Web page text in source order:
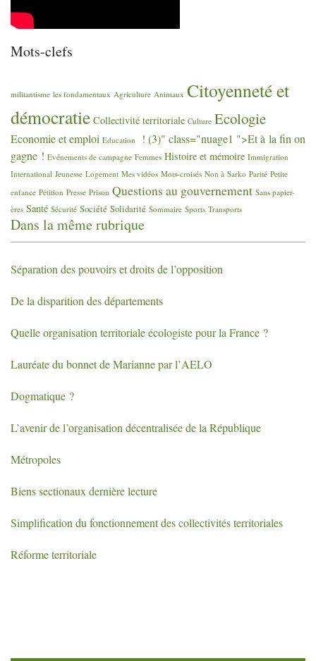
Mots-clefs
militantisme les fondamentaux Agriculture Animaux Citoyenneté et
démocratie Collectivité territoriale Culture Ecologie
Economie et emploi Education
! (3)" class="nuage1 ">Et à la fin on
gagne ! Evénements de campagne Femmes Histoire et mémoire Immigration
International Jeunesse Logement Mes vidéos Mots-croisés Non à Sarko Parité Petite
enfance Pétition Presse Prison Questions au gouvernement Sans papier-
ères Santé Sécurité Société Solidarité Sommaire Sports Transports
Dans la même rubrique
Séparation des pouvoirs et droits de l’opposition
De la disparition des départements
Quelle organisation territoriale écologiste pour la France ?
Lauréate du bonnet de Marianne par l’AELO
Dogmatique ?
L’avenir de l’organisation décentralisée de la République
Métropoles
Biens sectionaux dernière lecture
Simplification du fonctionnement des collectivités territoriales
Réforme territoriale